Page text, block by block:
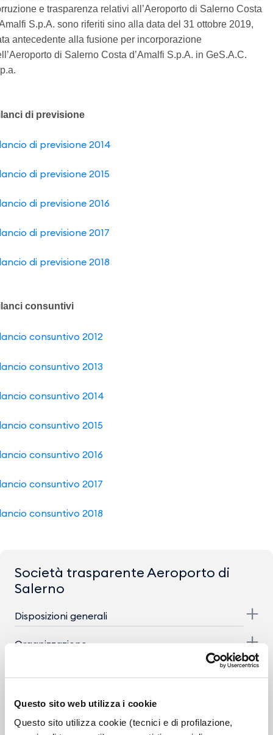
Questo sito web utilizza i cookie
Questo sito utilizza cookie (tecnici e di profilazione,
e trasparenza relativi all’Aeroporto di Salerno Costa
S.p.A. sono riferiti sino alla data del 31 ottobre 2019,
antecedente alla fusione per incorporazione
di Salerno Costa d’Amalfi S.p.A. in GeS.A.C.
di previsione
di previsione 2014
di previsione 2015
di previsione 2016
di previsione 2017
di previsione 2018
consuntivi
consuntivo 2012
consuntivo 2013
consuntivo 2014
consuntivo 2015
consuntivo 2016
consuntivo 2017
consuntivo 2018
Società trasparente Aeroporto di
Salerno
Disposizioni generali
Organizzazione
Personale
Selezione del personale